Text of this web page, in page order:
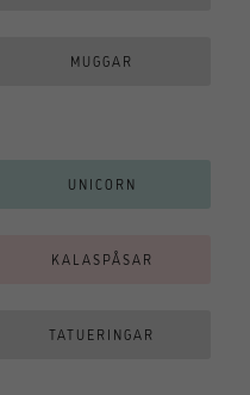
MUGGAR
UNICORN
KALASPÅSAR
TATUERINGAR